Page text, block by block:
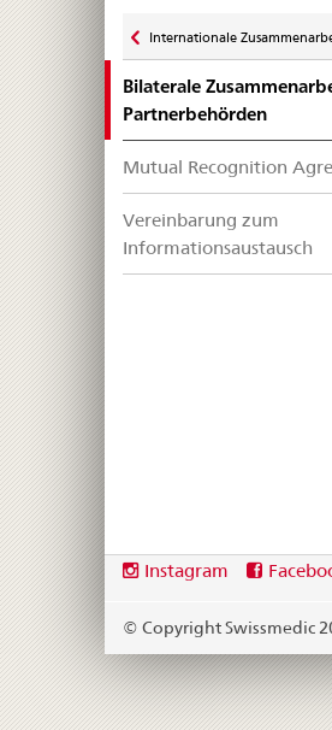
zu
Internationale
Bilaterale
Partnerbehörden
Mutual Recognition
Vereinbarung zum
Informationsaustausch
Footer
Social
links
Instagram
© Copyright Swissmedic